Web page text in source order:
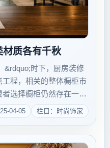
材质各有千秋
&rdquo;时下，厨房装修
程，相关的整体橱柜市
选择橱柜仍然存在一些
迷信所谓E0的环保标
是影响日后使用的关键
04-05 栏目：时尚饰家